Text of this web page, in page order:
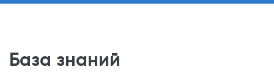
База знаний